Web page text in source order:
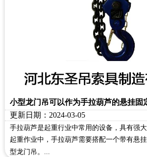
小型龙门吊可以作为手拉葫芦的悬挂固
更新日期：2024-03-05
手拉葫芦是起重行业中常用的设备，具有强
起重作业中，手拉葫芦需要搭配一个带有悬
型龙门吊。...